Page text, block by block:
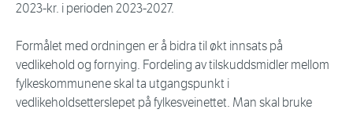
2023-kr. i perioden 2023-2027.
Formålet med ordningen er å bidra til økt innsats på
vedlikehold og fornying. Fordeling av tilskuddsmidler mellom
fylkeskommunene skal ta utgangspunkt i
vedlikeholdsetterslepet på fylkesveinettet. Man skal bruke